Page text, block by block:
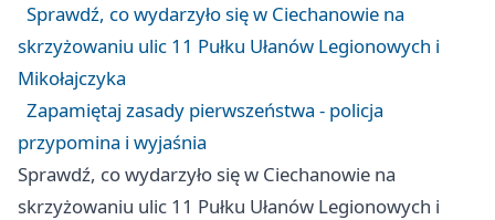
Sprawdź, co wydarzyło się w Ciechanowie na
skrzyżowaniu ulic 11 Pułku Ułanów Legionowych i
Mikołajczyka
Zapamiętaj zasady pierwszeństwa - policja
przypomina i wyjaśnia
Sprawdź, co wydarzyło się w Ciechanowie na
skrzyżowaniu ulic 11 Pułku Ułanów Legionowych i